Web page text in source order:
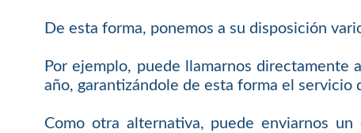
De esta forma, ponemos a su disposición
Por ejemplo, puede llamarnos
año, garantizándole de esta forma el servicio
Como otra alternativa, puede enviarnos